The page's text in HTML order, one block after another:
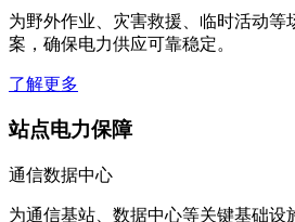
为野外作业、灾害救援、临时活动等
案，确保电力供应可靠稳定。
了解更多
站点电力保障
通信数据中心
为通信基站、数据中心等关键基础设